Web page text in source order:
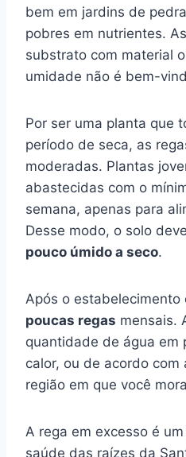
bem em jardins de
pobres em nutrientes.
substrato com material
umidade não é bem-
Por ser uma planta que
período de seca, as
moderadas. Plantas
abastecidas com o
semana, apenas para
Desse modo, o solo
pouco úmido a seco.
Após o estabelecimento
poucas regas mensais.
quantidade de água em
calor, ou de acordo com
região em que você
A rega em excesso é
saúde das raízes da